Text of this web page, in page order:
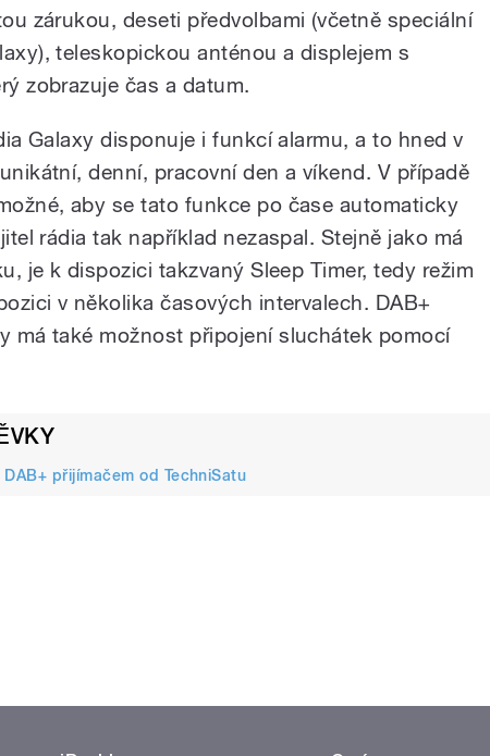
zárukou, deseti předvolbami (včetně speciální
teleskopickou anténou a displejem s
zobrazuje čas a datum.
Galaxy disponuje i funkcí alarmu, a to hned v
denní, pracovní den a víkend. V případě
aby se tato funkce po čase automaticky
rádia tak například nezaspal. Stejně jako má
je k dispozici takzvaný Sleep Timer, tedy režim
v několika časových intervalech. DAB+
má také možnost připojení sluchátek pomocí
přijímačem od TechniSatu